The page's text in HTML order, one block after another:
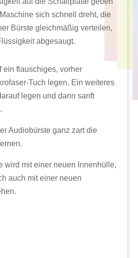
sich schnell dreht, die
Bürste gleichmäßig verteilen,
abgesaugt.
ein flauschiges, vorher
Tuch legen. Ein weiteres
legen und dann sanft
Audiobürste ganz zart die
wird mit einer neuen Innenhülle,
auch mit einer neuen